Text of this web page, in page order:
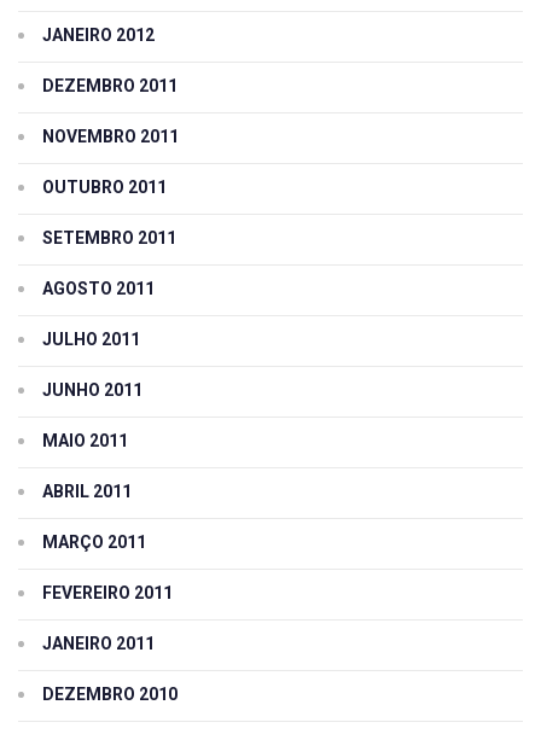
JANEIRO 2012
DEZEMBRO 2011
NOVEMBRO 2011
OUTUBRO 2011
SETEMBRO 2011
AGOSTO 2011
JULHO 2011
JUNHO 2011
MAIO 2011
ABRIL 2011
MARÇO 2011
FEVEREIRO 2011
JANEIRO 2011
DEZEMBRO 2010